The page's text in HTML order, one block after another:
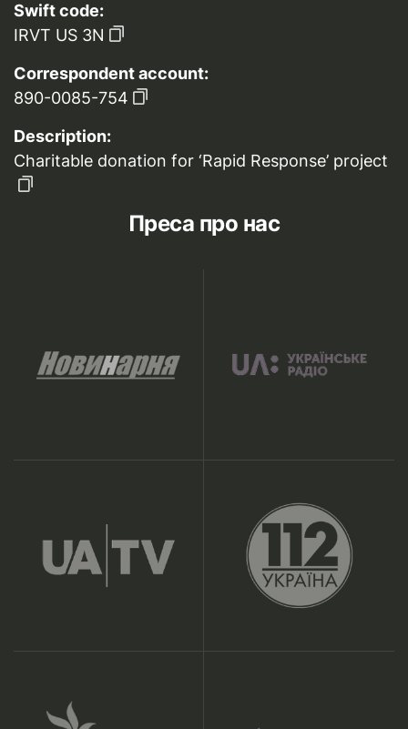
Swift code:
IRVT US 3N
Correspondent account:
890-0085-754
Description:
Charitable donation for ‘Rapid Response’ project
Преса про нас